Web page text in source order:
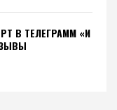
В ТЕЛЕГРАММ «И